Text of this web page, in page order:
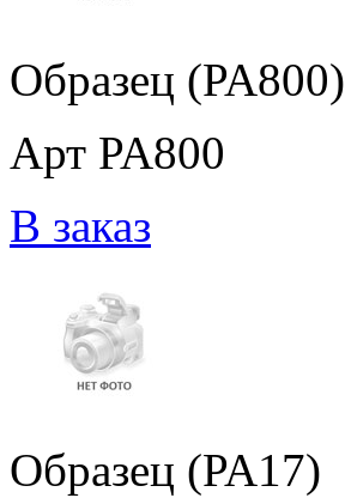
Образец (PA800)
Арт PA800
В заказ
Образец (PA17)